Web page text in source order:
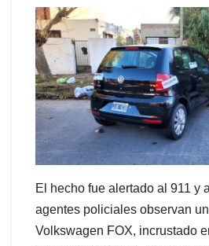
El hecho fue alertado al 911 y
agentes policiales observan
Volkswagen FOX, incrustado